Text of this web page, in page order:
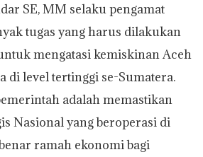
SE, MM selaku pengamat
tugas yang harus dilakukan
mengatasi kemiskinan Aceh
di level tertinggi se-Sumatera.
adalah memastikan
Nasional yang beroperasi di
ramah ekonomi bagi